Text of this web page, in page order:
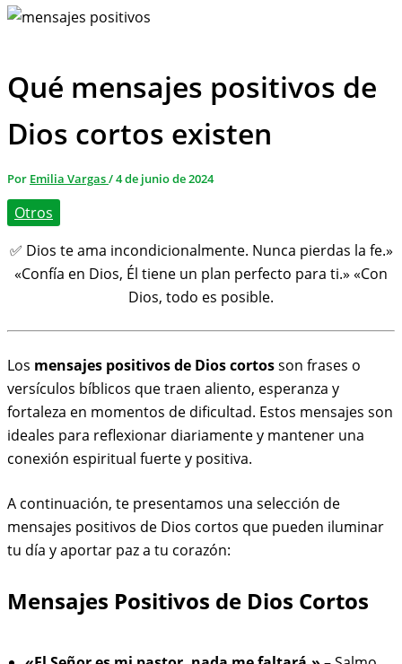
Qué mensajes positivos de
Dios cortos existen
Por Emilia Vargas/4 de junio de 2024
Otros
✅ Dios te ama incondicionalmente. Nunca pierdas la fe.»
«Confía en Dios, Él tiene un plan perfecto para ti.» «Con
Dios, todo es posible.
Los mensajes positivos de Dios cortosson frases o
versículos bíblicos que traen aliento, esperanza y
fortaleza en momentos de dificultad. Estos mensajes son
ideales para reflexionar diariamente y mantener una
conexión espiritual fuerte y positiva.
A continuación, te presentamos una selección de
mensajes positivos de Dios cortos que pueden iluminar
tu día y aportar paz a tu corazón:
Mensajes Positivos de Dios Cortos